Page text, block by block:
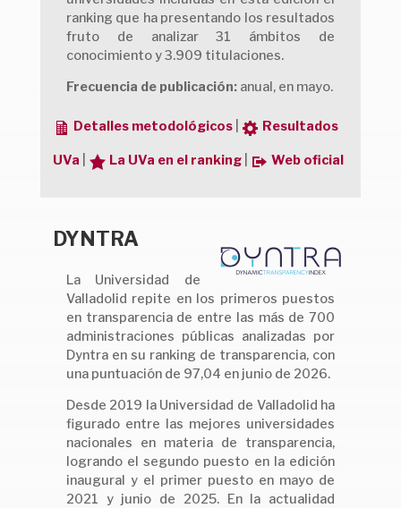
ranking que ha presentando los resultados
fruto de analizar 31 ámbitos de
conocimiento y 3.909 titulaciones.
Frecuencia de publicación:anual, en mayo.
Detalles metodológicos Resultados
UVa La UVa en el ranking Web oficial
DYNTRA
La Universidad de
Valladolid repite en los primeros puestos
en transparencia de entre las más de 700
administraciones públicas analizadas por
Dyntra en su ranking de transparencia, con
una puntuación de 97,04 en junio de 2026.
Desde 2019 la Universidad de Valladolid ha
figurado entre las mejores universidades
nacionales en materia de transparencia,
logrando el segundo puesto en la edición
inaugural y el primer puesto en mayo de
2021 y junio de 2025. En la actualidad